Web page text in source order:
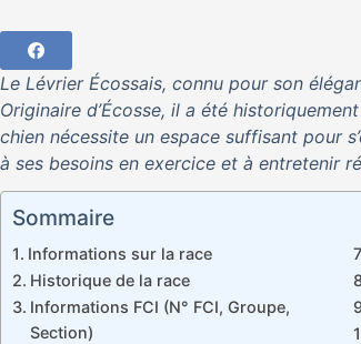
Le Lévrier Écossais, connu pour son
Originaire d’Écosse, il a été
chien nécessite un espace suffisant pour
à ses besoins en exercice et à entretenir
Sommaire
Informations sur la race
Historique de la race
Informations FCI (N° FCI, Groupe,
Section)